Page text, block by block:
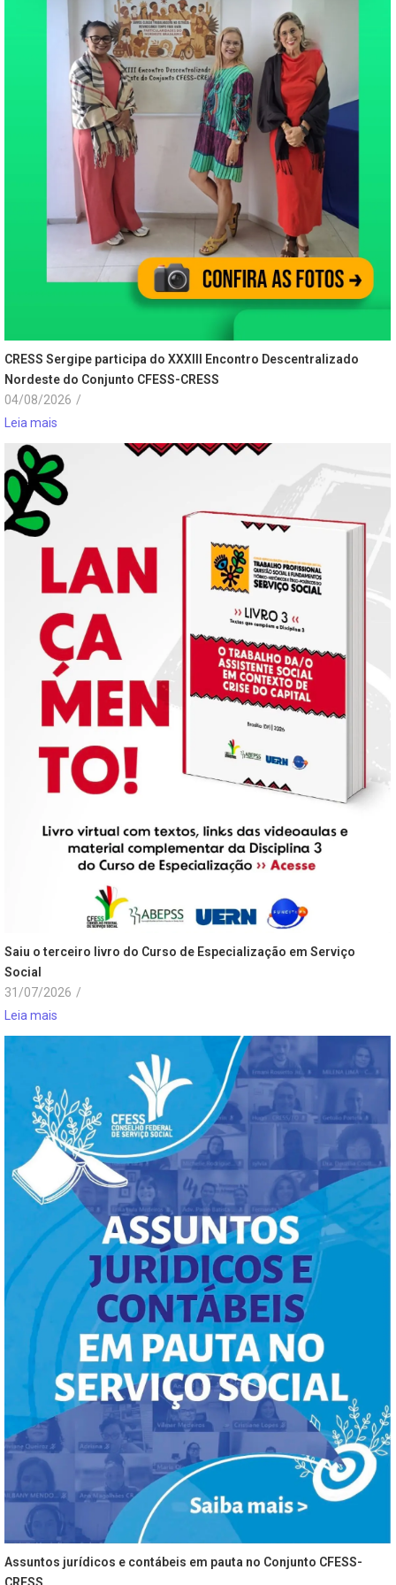
CRESS Sergipe participa do XXXIII Encontro Descentralizado
Nordeste do Conjunto CFESS-CRESS
04/08/2026 /
Leia mais
Saiu o terceiro livro do Curso de Especialização em Serviço
Social
31/07/2026 /
Leia mais
Assuntos jurídicos e contábeis em pauta no Conjunto CFESS-